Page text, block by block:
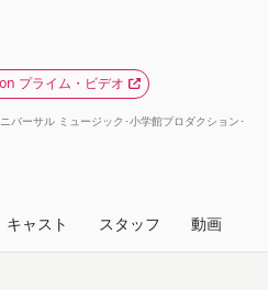
プライム・ビデオ
バーサル ミュージック･小学館プロダクション･
キャスト スタッフ 動画